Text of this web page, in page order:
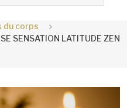
du corps
SENSATION LATITUDE ZEN